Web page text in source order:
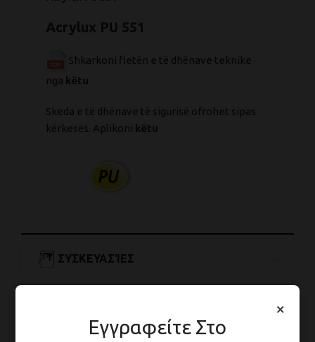
Acrylux PU 551
Shkarkoni fletën e të dhënave teknike
nga këtu
Skeda e të dhënave të sigurisë ofrohet sipas
kërkesës. Aplikoni këtu
ΣΥΣΚΕΥΑΣΊΕΣ
ΑΡΑΊΩΣΗ
×
Εγγραφείτε Στο